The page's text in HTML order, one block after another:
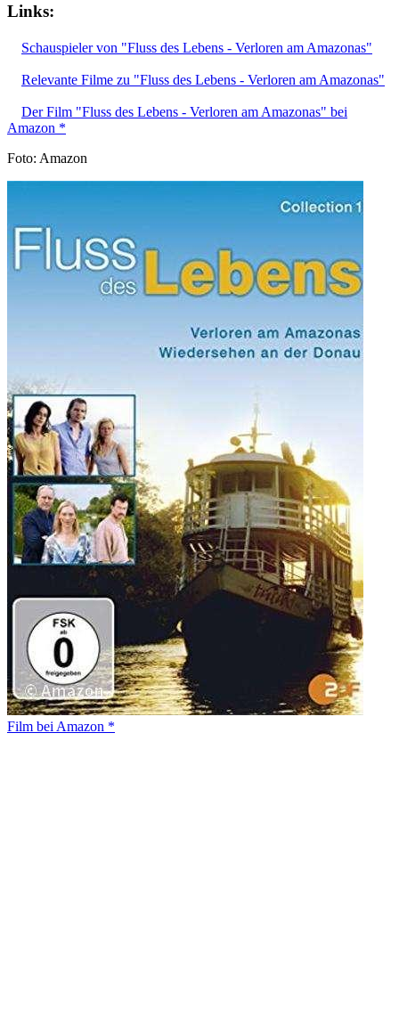
Links:
Schauspieler von "Fluss des Lebens - Verloren am Amazonas"
Relevante Filme zu "Fluss des Lebens - Verloren am Amazonas"
Der Film "Fluss des Lebens - Verloren am Amazonas" bei
Amazon *
Foto: Amazon
Film bei Amazon *